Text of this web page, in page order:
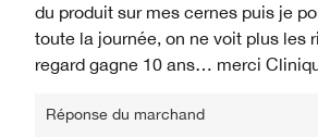
du produit sur mes cernes puis je
toute la journée, on ne voit plus les
regard gagne 10 ans… merci
Réponse du marchand